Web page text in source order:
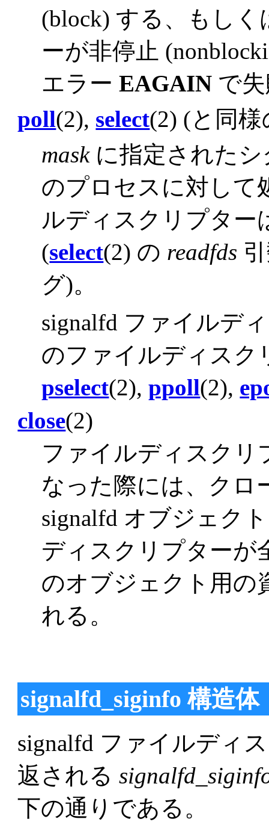
(block) する、もし
ーが非停止
エラーEAGAIN で
poll(2), select(2) (と同
maskに指定されたシ
のプロセスに対して
ルディスクリプター
(select(2) の readfds
グ)。
signalfd ファイルデ
のファイルディスク
pselect(2),ppoll(2),
close(2)
ファイルディスクリ
なった際には、クロ
signalfd オブジェク
ディスクリプターが
のオブジェクト用の
れる。
signalfd_siginfo 構造体
signalfd ファイルディ
返される
下の通りである。